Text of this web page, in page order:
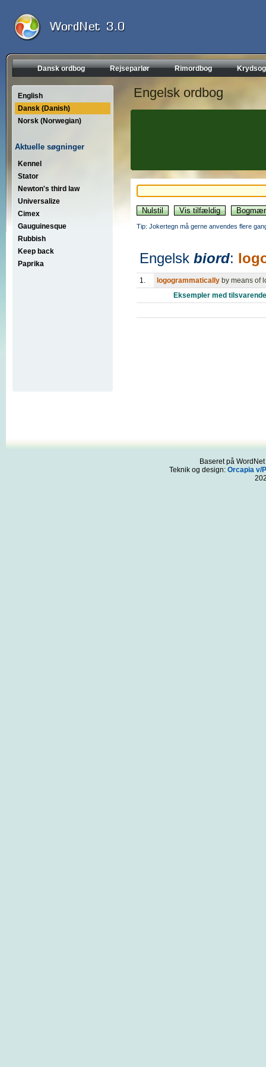
Dansk ordbog Rejseparlør Rimordbog
English
Dansk (Danish)
Norsk (Norwegian)
Aktuelle søgninger
Kennel
Stator
Newton's third law
Universalize
Cimex
Gauguinesque
Rubbish
Keep back
Paprika
Engelsk ordbog
Tip: Jokertegn må gerne anvendes flere
Engelsk biord:
1. logogrammatically by means of
Eksempler med
Baseret på
Teknik og design: Orcapia v/